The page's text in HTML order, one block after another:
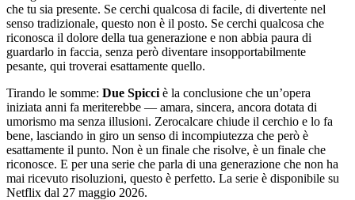
che tu sia presente. Se cerchi qualcosa di facile, di divertente nel
senso tradizionale, questo non è il posto. Se cerchi qualcosa che
riconosca il dolore della tua generazione e non abbia paura di
guardarlo in faccia, senza però diventare insopportabilmente
pesante, qui troverai esattamente quello.
Tirando le somme: Due Spicci è la conclusione che un’opera
iniziata anni fa meriterebbe — amara, sincera, ancora dotata di
umorismo ma senza illusioni. Zerocalcare chiude il cerchio e lo fa
bene, lasciando in giro un senso di incompiutezza che però è
esattamente il punto. Non è un finale che risolve, è un finale che
riconosce. E per una serie che parla di una generazione che non ha
mai ricevuto risoluzioni, questo è perfetto. La serie è disponibile su
Netflix dal 27 maggio 2026.